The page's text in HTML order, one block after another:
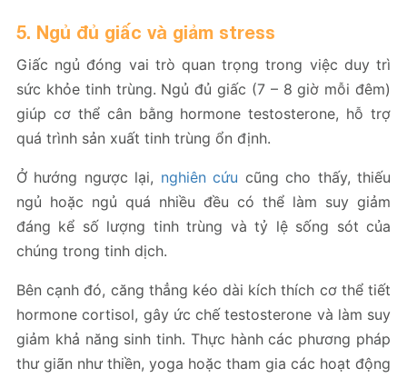
5. Ngủ đủ giấc và giảm stress
Giấc ngủ đóng vai trò quan trọng trong việc duy trì
sức khỏe tinh trùng. Ngủ đủ giấc (7 – 8 giờ mỗi đêm)
giúp cơ thể cân bằng hormone testosterone, hỗ trợ
quá trình sản xuất tinh trùng ổn định.
Ở hướng ngược lại, nghiên cứu cũng cho thấy, thiếu
ngủ hoặc ngủ quá nhiều đều có thể làm suy giảm
đáng kể số lượng tinh trùng và tỷ lệ sống sót của
chúng trong tinh dịch.
Bên cạnh đó, căng thẳng kéo dài kích thích cơ thể tiết
hormone cortisol, gây ức chế testosterone và làm suy
giảm khả năng sinh tinh. Thực hành các phương pháp
thư giãn như thiền, yoga hoặc tham gia các hoạt động